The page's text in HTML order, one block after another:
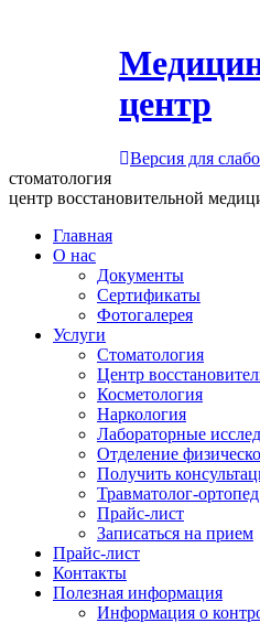
центр
Версия для
стоматология
центр восстановительной
Главная
О нас
Документы
Сертификаты
Фотогалерея
Услуги
Стоматология
Центр
Косметология
Наркология
Лабораторные
Отделение
Получить
Травматолог-
Прайс-лист
Записаться на прием
Прайс-лист
Контакты
Полезная информация
Информация о